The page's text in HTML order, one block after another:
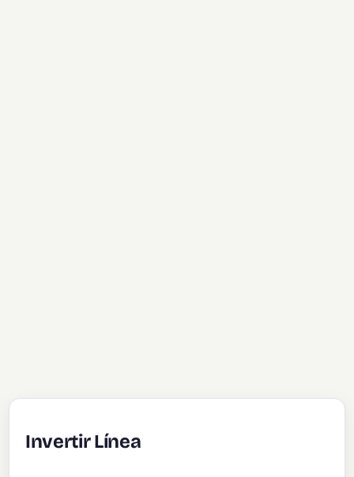
Invertir Línea